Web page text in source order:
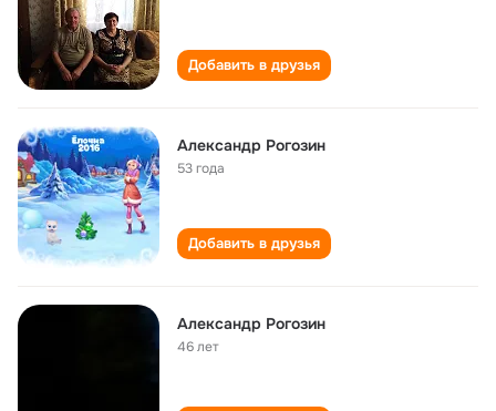
Добавить в друзья
Александр Рогозин
53 года
Добавить в друзья
Александр Рогозин
46 лет